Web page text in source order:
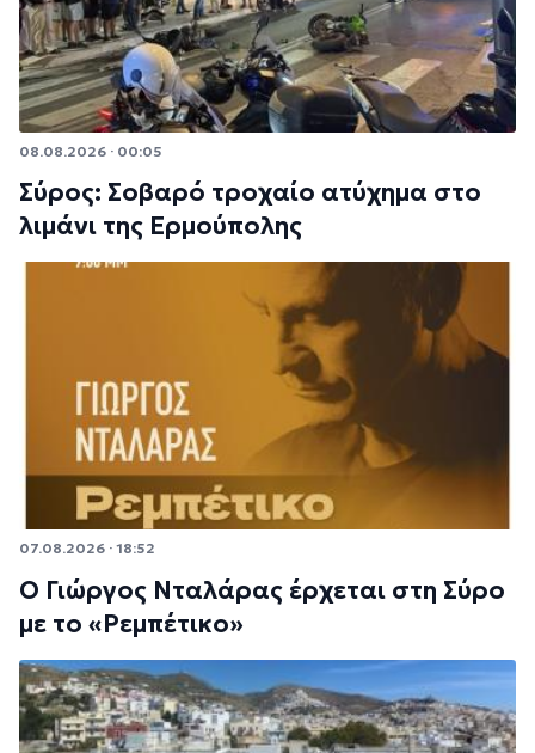
08.08.2026 · 00:05
Σύρος: Σοβαρό τροχαίο ατύχημα στο
λιμάνι της Ερμούπολης
07.08.2026 · 18:52
Ο Γιώργος Νταλάρας έρχεται στη Σύρο
με το «Ρεμπέτικο»